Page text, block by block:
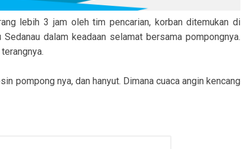
lebih 3 jam oleh tim pencarian, korban ditemukan di
dalam keadaan selamat bersama pompongnya.
pompong nya, dan hanyut. Dimana cuaca angin kencang